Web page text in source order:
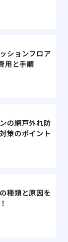
ションフロア
用と手順
の網戸外れ防
策のポイント
種類と原因を